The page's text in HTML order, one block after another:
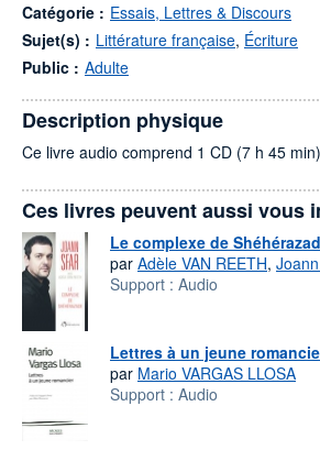
Catégorie : Essais, Lettres & Discours
Sujet(s) : Littérature française, Écriture
Public : Adulte
Description physique
Ce livre audio comprend 1 CD (7 h 45 min)
Ces livres peuvent aussi vous
Le complexe de
par Adèle VAN REETH,
Support : Audio
Lettres à un jeune
par Mario VARGAS LLOSA
Support : Audio